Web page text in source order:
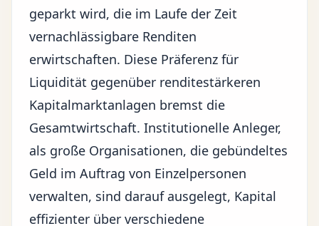
geparkt wird, die im Laufe der Zeit
vernachlässigbare Renditen
erwirtschaften. Diese Präferenz für
Liquidität gegenüber renditestärkeren
Kapitalmarktanlagen bremst die
Gesamtwirtschaft. Institutionelle Anleger,
als große Organisationen, die gebündeltes
Geld im Auftrag von Einzelpersonen
verwalten, sind darauf ausgelegt, Kapital
effizienter über verschiedene